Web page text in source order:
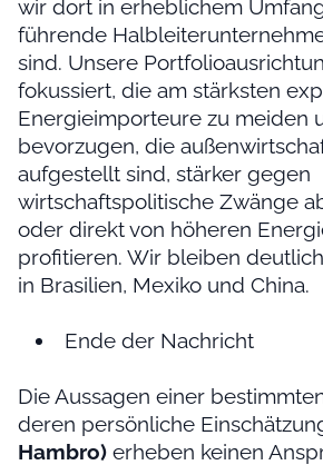
wir dort in erheblichem
führende
sind. Unsere
fokussiert, die am stärksten
Energieimporteure zu meiden
bevorzugen, die
aufgestellt sind, stärker gegen
wirtschaftspolitische Zwänge
oder direkt von höheren
profitieren. Wir bleiben
in Brasilien, Mexiko und China.
Ende der Nachricht
Die Aussagen einer
deren persönliche
Hambro) erheben keinen